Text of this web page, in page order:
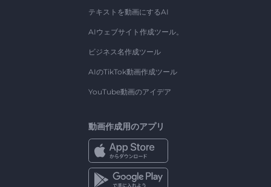
テキストを動画にするAI
AIウェブサイト作成ツール。
ビジネス名作成ツール
AIのTikTok動画作成ツール
YouTube動画のアイデア
動画作成用のアプリ